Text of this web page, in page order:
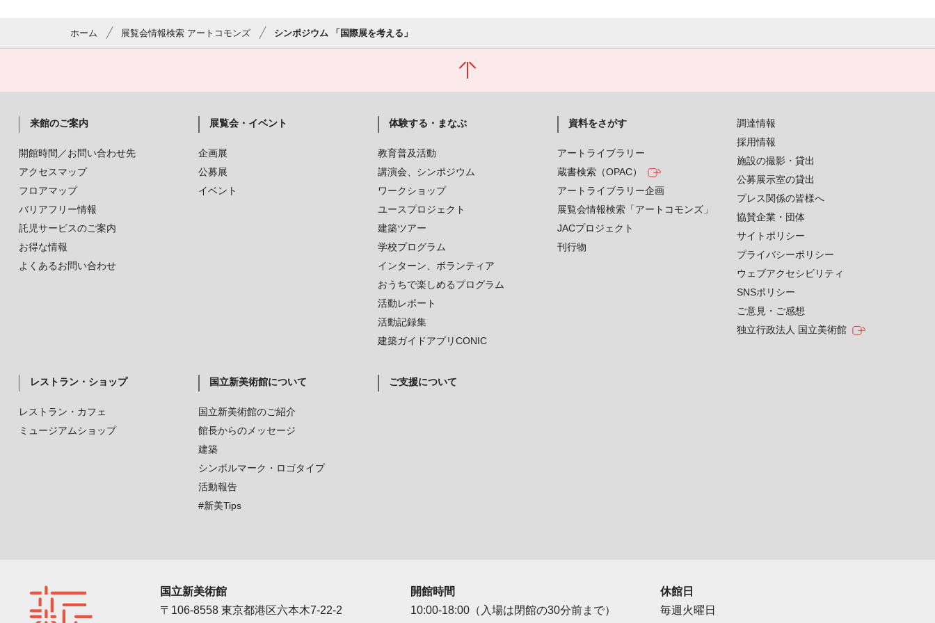
ホーム 展覧会情報検索 アートコモンズ シンポジウム 「国際展を考える」
来館のご案内
開館時間／お問い合わせ先
アクセスマップ
フロアマップ
バリアフリー情報
託児サービスのご案内
お得な情報
よくあるお問い合わせ
展覧会・イベント
企画展
公募展
イベント
体験する・まなぶ
教育普及活動
講演会、シンポジウム
ワークショップ
ユースプロジェクト
建築ツアー
学校プログラム
インターン、ボランティア
おうちで楽しめるプログラム
活動レポート
活動記録集
建築ガイドアプリCONIC
資料をさがす
アートライブラリー
蔵書検索（OPAC）
アートライブラリー企画
展覧会情報検索「アートコモンズ」
JACプロジェクト
刊行物
レストラン・ショップ
レストラン・カフェ
ミュージアムショップ
国立新美術館について
国立新美術館のご紹介
館長からのメッセージ
建築
シンボルマーク・ロゴタイプ
活動報告
#新美Tips
ご支援について
調達情報
採用情報
施設の撮影・貸出
公募展示室の貸出
プレス関係の皆様へ
協賛企業・団体
サイトポリシー
プライバシーポリシー
ウェブアクセシビリティ
SNSポリシー
ご意見・ご感想
独立行政法人 国立美術館
国立新美術館
〒106-8558 東京都港区六本木7-22-2
開館時間
10:00-18:00（入場は閉館の30分前まで）
休館日
毎週火曜日